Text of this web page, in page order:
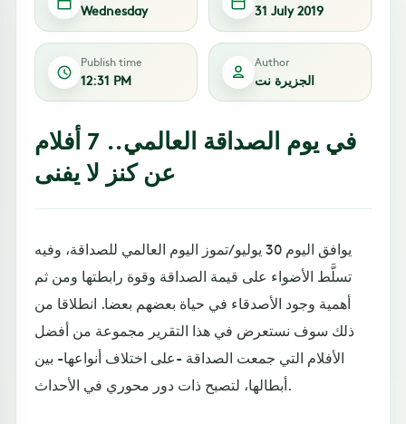
Wednesday 31 July 2019
Publish time
12:31 PM
Author
الجزيرة نت
في يوم الصداقة العالمي.. 7 أفلام
عن كنز لا يفنى
يوافق اليوم 30 يوليو/تموز اليوم العالمي للصداقة، وفيه
تسلَّط الأضواء على قيمة الصداقة وقوة رابطتها ومن ثم
أهمية وجود الأصدقاء في حياة بعضهم بعضا. انطلاقا من
ذلك سوف نستعرض في هذا التقرير مجموعة من أفضل
الأفلام التي جمعت الصداقة -على اختلاف أنواعها- بين
أبطالها، لتصبح ذات دور محوري في الأحداث.